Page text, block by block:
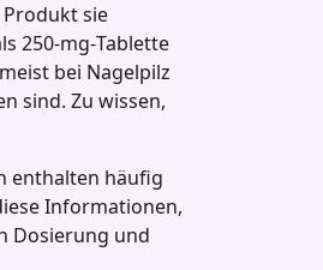
sie
250‑mg‑Tablette
bei Nagelpilz
sind. Zu wissen,
enthalten häufig
Informationen,
Dosierung und